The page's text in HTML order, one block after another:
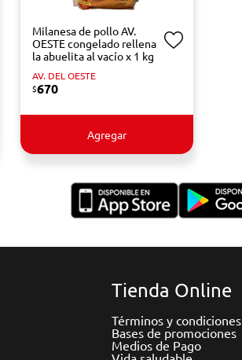
Milanesa de pollo AV.
OESTE congelado rellena
la abuelita al vacío x 1 kg
AV. DEL OESTE
$670
Agregar
Tienda Online
Términos y condiciones
Bases de promociones
Medios de Pago